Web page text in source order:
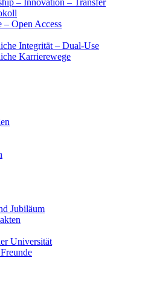
– Innovation – Transfer
– Open Access
Integrität – Dual-Use
Karrierewege
Jubiläum
Universität